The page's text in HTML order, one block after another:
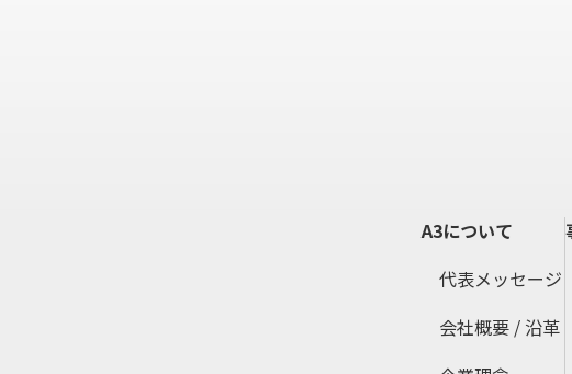
5.個人情報の取り扱いに関
個人情報の取り扱いに関する苦
本人の意思の尊重のもと遅滞なく
A3について
代表メッセージ
会社概要 / 沿革